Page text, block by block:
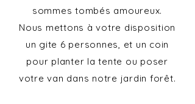
sommes tombés amoureux.
Nous mettons à votre disposition
un gite 6 personnes, et un coin
pour planter la tente ou poser
votre van dans notre jardin forêt.